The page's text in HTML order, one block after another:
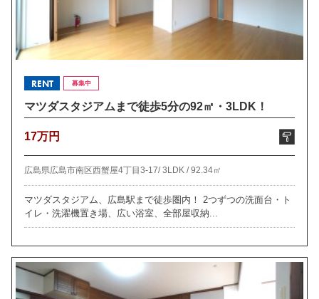
RENT 募集中
マツダスタジアムまで徒歩5分の92㎡・3LDK！
17万円
広島県広島市南区西蟹屋4丁目3-17/3LDK /92.34㎡
マツダスタジアム、広島駅まで徒歩圏内！ 2つずつの洗面台・ト
イレ・洗濯機置き場、広い浴室、全部屋収納...